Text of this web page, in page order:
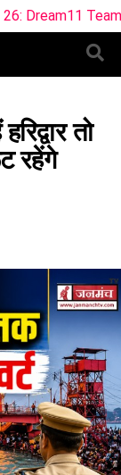
Today The
तो
रहेंगे